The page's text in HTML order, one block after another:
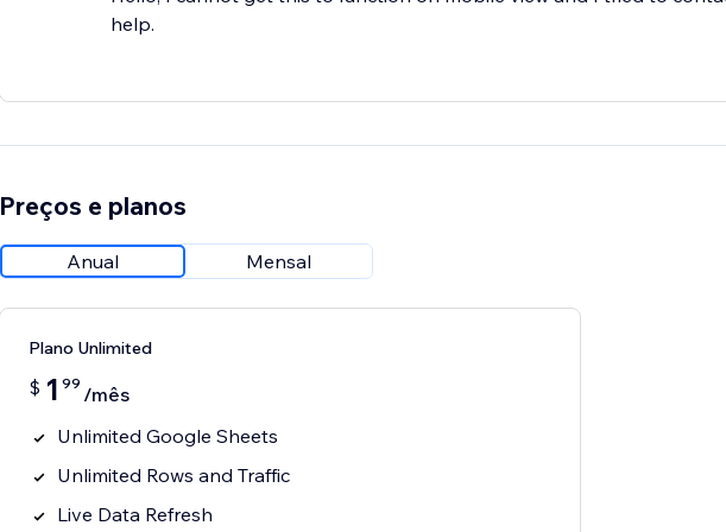
help.
Preços e planos
Anual Mensal
Plano Unlimited
$ 1 99 /mês
Unlimited Google Sheets
Unlimited Rows and Traffic
Live Data Refresh